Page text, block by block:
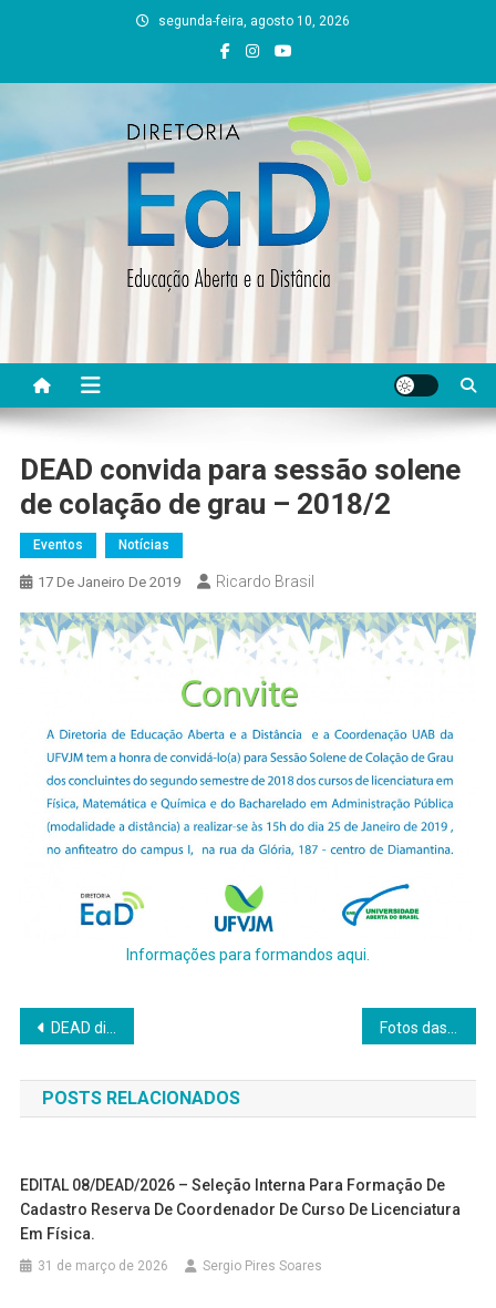
segunda-feira, agosto 10, 2026
DEAD UFVJM
DEAD convida para sessão solene
de colação de grau – 2018/2
Eventos Notícias
17 De Janeiro De 2019 Ricardo Brasil
Informações para formandos aqui.
Navegação
de
Post
DEAD divulga resultado de solicitação de mudança de Polo 2018/2
POSTS RELACIONADOS
EDITAL 08/DEAD/2026 – Seleção Interna Para Formação De
Cadastro Reserva De Coordenador De Curso De Licenciatura
Em Física.
31 de março de 2026 Sergio Pires Soares